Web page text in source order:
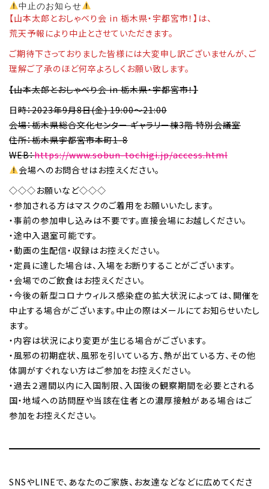
中止のお知らせ
【山本太郎とおしゃべり会 in 栃木県・宇都宮市！】は、
荒天予報により中止とさせていただきます。
ご期待下さっておりました皆様には大変申し訳ございませんが、ご
理解ご了承のほど何卒よろしくお願い致します。
【山本太郎とおしゃべり会 in 栃木県・宇都宮市！】
日時：2023年9月8日(金) 19:00～21:00
会場：栃木県総合文化センター ギャラリー棟3階 特別会議室
住所：栃木県宇都宮市本町1-8
WEB：https://www.sobun-tochigi.jp/access.html
会場へのお問合せはお控えください。
◇◇◇お願いなど◇◇◇
・参加される方はマスクのご着用をお願いいたします。
・事前の参加申し込みは不要です。直接会場にお越しください。
・途中入退室可能です。
・動画の生配信・収録はお控えください。
・定員に達した場合は、入場をお断りすることがございます。
・会場でのご飲食はお控えください。
・今後の新型コロナウィルス感染症の拡大状況によっては、開催を
中止する場合がございます。中止の際はメールにてお知らせいたし
ます。
・内容は状況により変更が生じる場合がございます。
・風邪の初期症状、風邪を引いている方、熱が出ている方、その他
体調がすぐれない方はご参加をお控えください。
・過去２週間以内に入国制限、入国後の観察期間を必要とされる
国・地域への訪問歴や当該在住者との濃厚接触がある場合はご
参加をお控えください。
SNSやLINEで、あなたのご家族、お友達などなどに広めてくださ